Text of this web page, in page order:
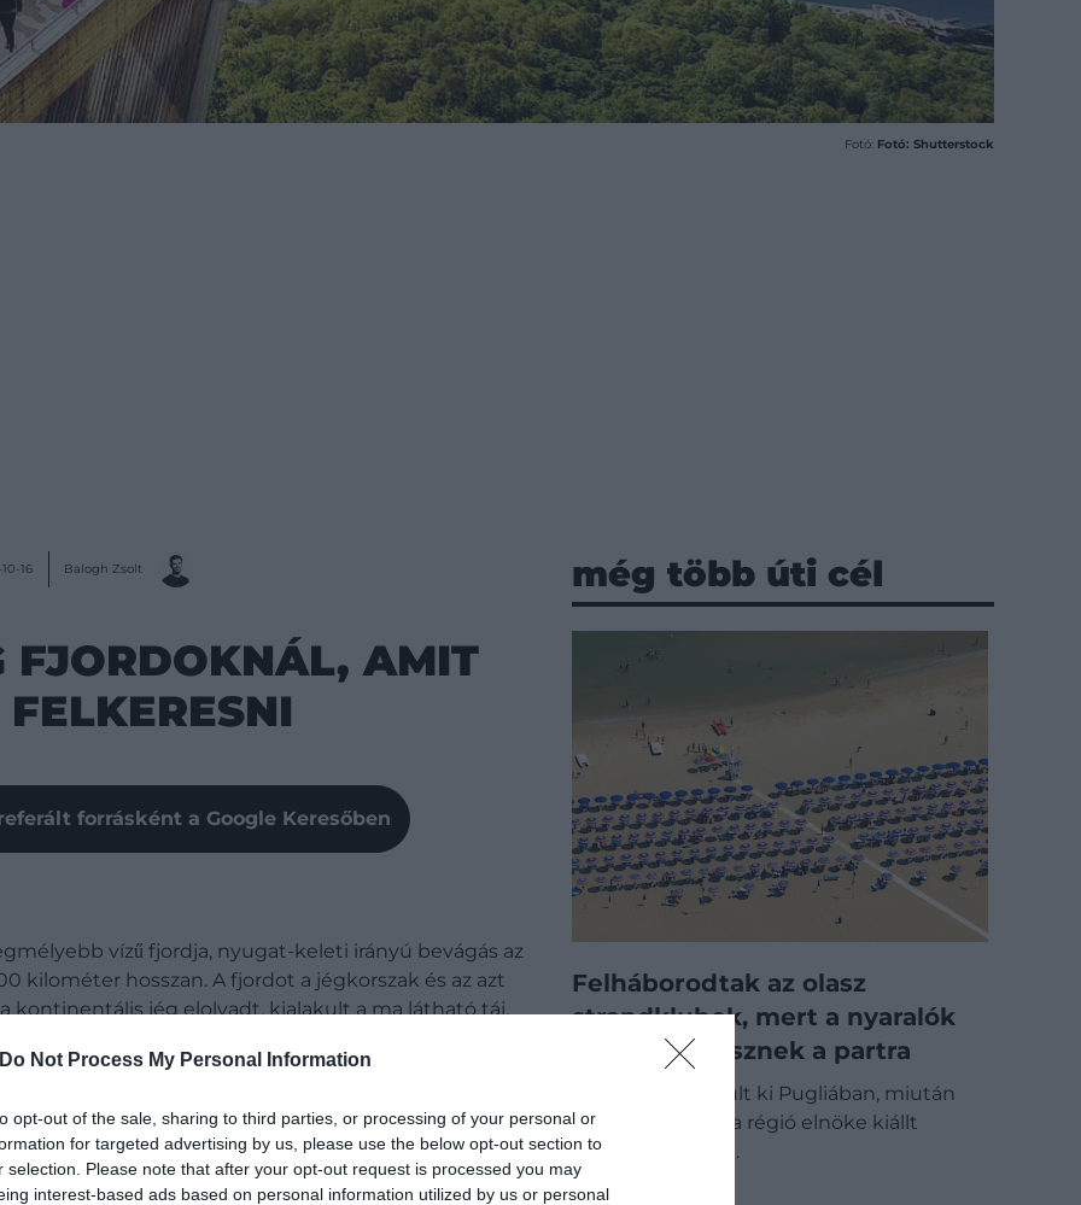
Do Not Process My Personal Information
opt-out of the sale, sharing to third parties, or processing of your personal or
for targeted advertising by us, please use the below opt-out section to
selection. Please note that after your opt-out request is processed you may
interest-based ads based on personal information utilized by us or personal
Fotó: Fotó: Shutterstock
16 Balogh Zsolt
FJORDOKNÁL, AMIT
forrásként a Google Keresőben
vízű fjordja, nyugat-keleti irányú bevágás az
kilométer hosszan. A fjordot a jégkorszak és az azt
kontinentális jég elolvadt, kialakult a ma látható táj,
még több úti cél
Felháborodtak az olasz
strandklubok, mert a nyaralók
saját ételt visznek a partra
Feszült vita alakult ki Pugliában, miután
Antonio Decaro, a régió elnöke kiállt
amellett, hogy a…
ÚTI CÉL